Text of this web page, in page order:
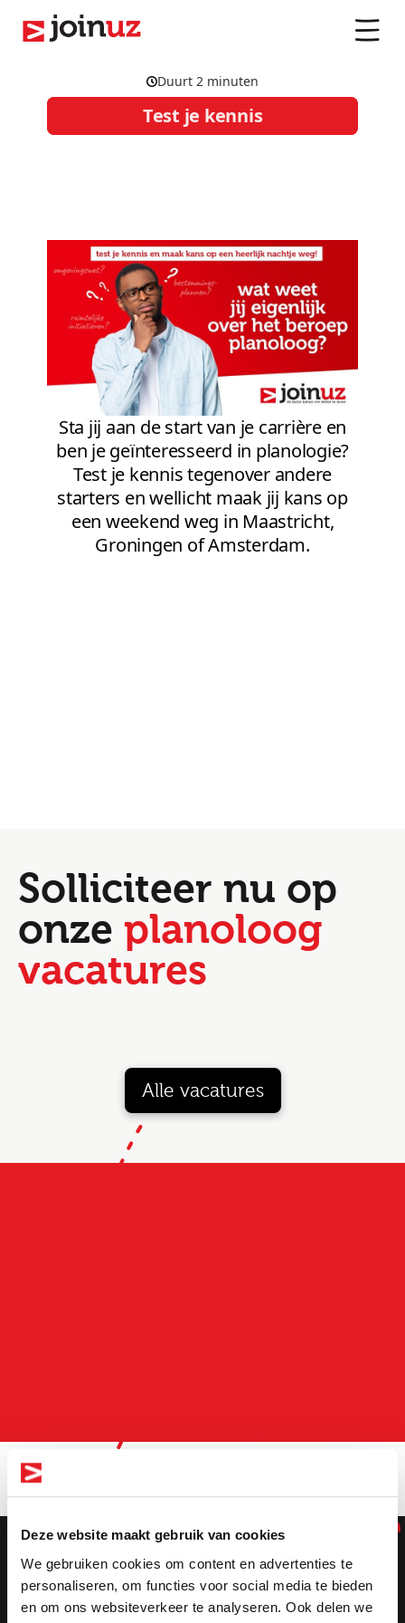
Deze website maakt gebruik van cookies
We gebruiken cookies om content en advertenties te
personaliseren, om functies voor social media te bieden
en om ons websiteverkeer te analyseren. Ook delen we
Solliciteer nu op
onze planoloog
vacatures
Alle vacatures
Altijd als eerste